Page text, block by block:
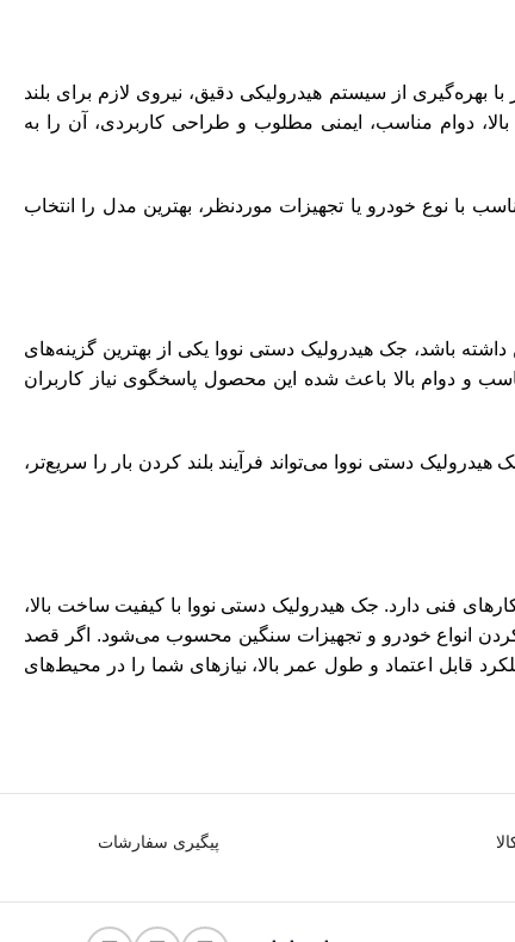
بهره‌گیری از سیستم هیدرولیکی دقیق، نیروی لازم برای بلند
دوام مناسب، ایمنی مطلوب و طراحی کاربردی، آن را به
با نوع خودرو یا تجهیزات موردنظر، بهترین مدل را انتخاب
باشد، جک هیدرولیک دستی نووا یکی از بهترین گزینه‌های
و دوام بالا باعث شده این محصول پاسخگوی نیاز کاربران
دستی نووا می‌تواند فرآیند بلند کردن بار را سریع‌تر،
فنی دارد. جک هیدرولیک دستی نووا با کیفیت ساخت بالا،
کردن انواع خودرو و تجهیزات سنگین محسوب می‌شود. اگر قصد
قابل اعتماد و طول عمر بالا، نیازهای شما را در محیط‌های
پیگیری سفارشات